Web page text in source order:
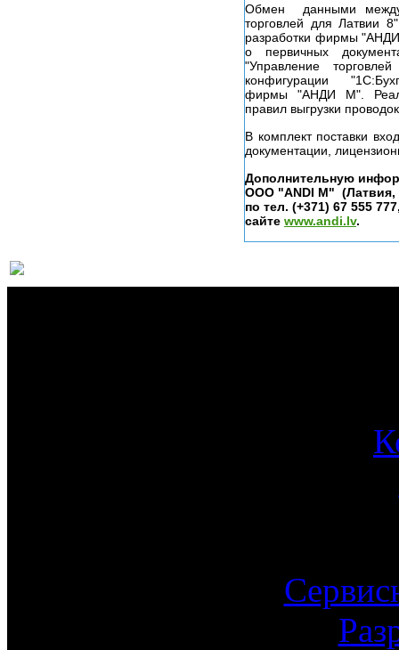
Обмен данными между
торговлей для Латвии
разработки фирмы
о первичных
"Управление
конфигурации
фирмы "АНДИ М".
правил выгрузки
В комплект поставки
документации,
Дополнительную
ООО "ANDI M" (Латвия,
по тел. (+371) 67 555
сайте www.andi.lv.